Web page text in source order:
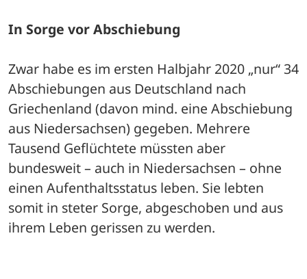
In Sorge vor Abschiebung
Zwar habe es im ersten Halbjahr 2020 „nur“ 34
Abschiebungen aus Deutschland nach
Griechenland (davon mind. eine Abschiebung
aus Niedersachsen) gegeben. Mehrere
Tausend Geflüchtete müssten aber
bundesweit – auch in Niedersachsen – ohne
einen Aufenthaltsstatus leben. Sie lebten
somit in steter Sorge, abgeschoben und aus
ihrem Leben gerissen zu werden.